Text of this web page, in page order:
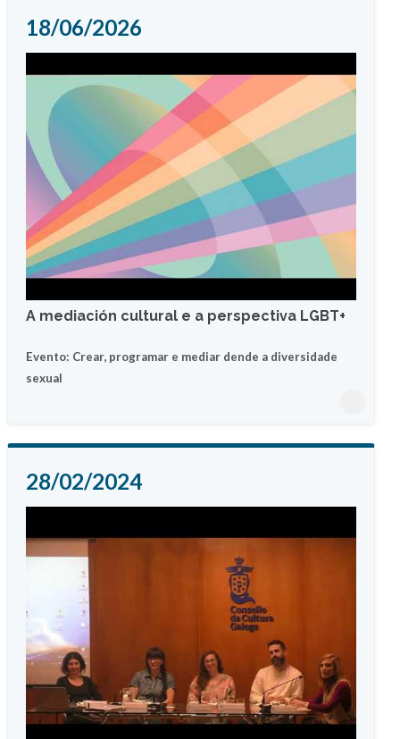
18/06/2026
A mediación cultural e a perspectiva LGBT+
Evento: Crear, programar e mediar dende a diversidade
sexual
28/02/2024